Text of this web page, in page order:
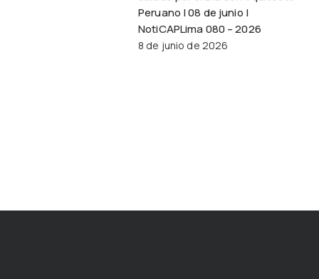
Peruano | 08 de junio |
NotiCAPLima 080 – 2026
8 de junio de 2026